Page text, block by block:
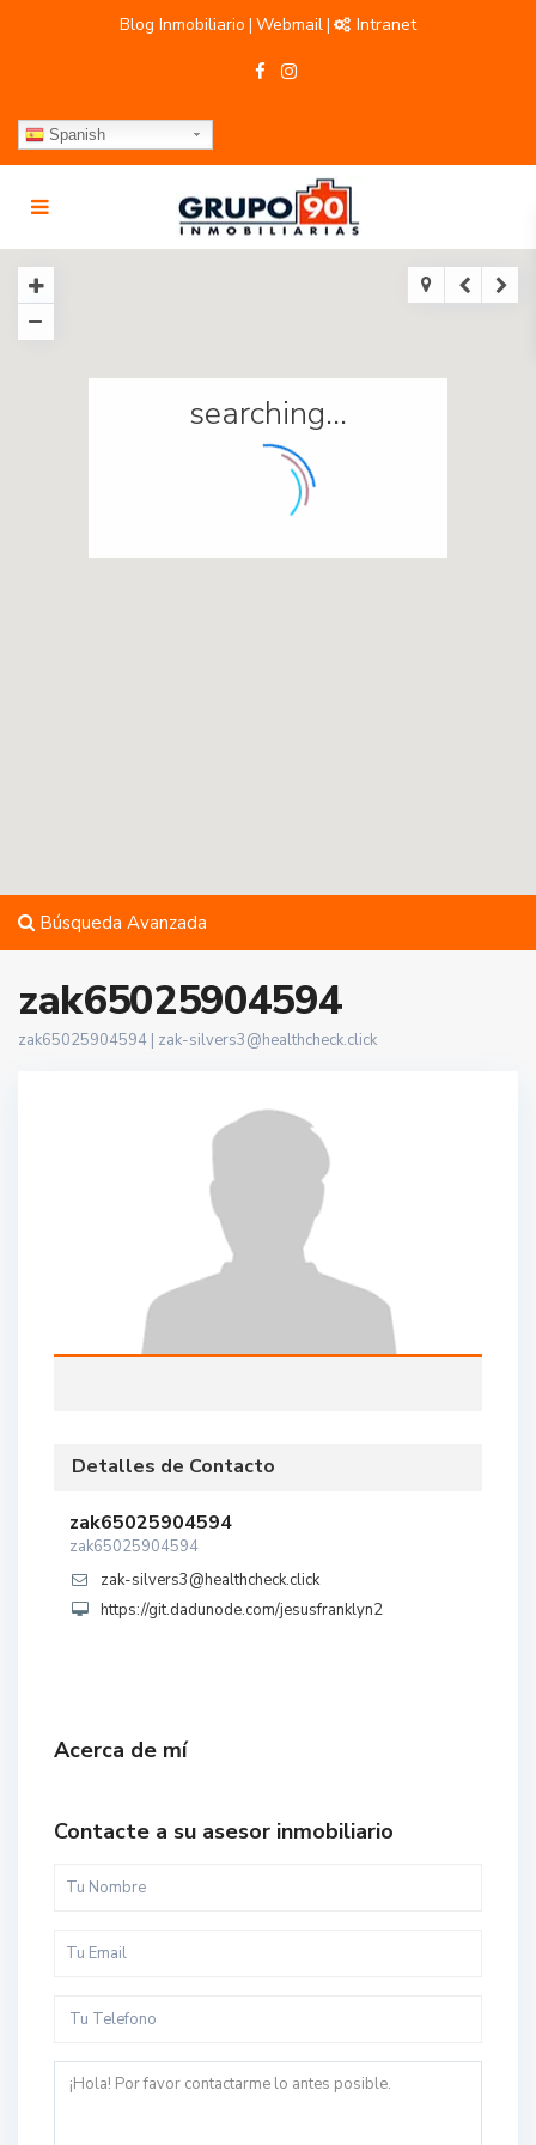
Blog Inmobiliario | Webmail| Intranet
Spanish
searching...
Búsqueda Avanzada
zak65025904594
zak65025904594 | zak-silvers3@healthcheck.click
Detalles de Contacto
zak65025904594
zak65025904594
zak-silvers3@healthcheck.click
https://git.dadunode.com/jesusfranklyn2
Acerca de mí
Contacte a su asesor inmobiliario